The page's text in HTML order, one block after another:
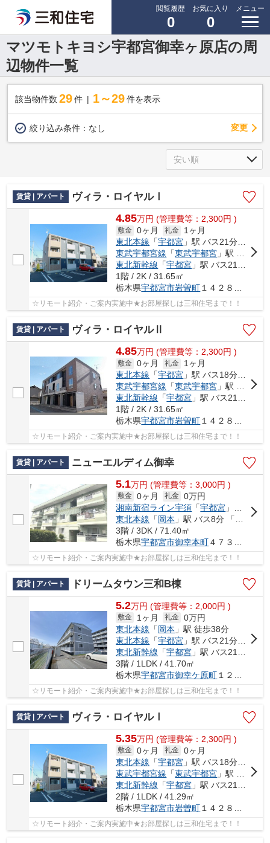
閲覧履歴
0
お気に入り
0
メニュー
マツモトキヨシ宇都宮御幸ヶ原店の周
辺物件一覧
該当物件数 29件 1～29 件を表示
絞り込み条件： なし 変更
賃貸 | アパート ヴィラ・ロイヤルⅠ
4.85万円 (管理費等：2,300円 )
敷金 0ヶ月 礼金
1ヶ月
東北本線 「宇都宮 」駅 バス21分 「堀切（栃木県）」 停歩5分
東武宇都宮線 「東武宇都宮 」駅 バス26分 「堀切（栃木県）」 停歩5分
東北新幹線 「宇都宮 」駅 バス21分 「堀切（栃木県）」 停歩5分
1階 / 2K / 31.65㎡
栃木県宇都宮市岩曽町１４２８－１６
☆リモート紹介・ご案内実施中★お部屋探しは三和住宅まで！！
賃貸 | アパート ヴィラ・ロイヤルⅡ
4.85万円 (管理費等：2,300円 )
敷金 0ヶ月 礼金
1ヶ月
東北本線 「宇都宮 」駅 バス18分 「堀切」 停歩3分
東武宇都宮線 「東武宇都宮 」駅 バス23分 「堀切」 停歩3分
東北新幹線 「宇都宮 」駅 バス21分 「堀切（栃木県）」 停歩5分
1階 / 2K / 31.65㎡
栃木県宇都宮市岩曽町 １４２８－１６
☆リモート紹介・ご案内実施中★お部屋探しは三和住宅まで！！
賃貸 | アパート ニューエルディム御幸
5.1万円 (管理費等：3,000円 )
敷金 0ヶ月 礼金 0万円
湘南新宿ライン宇須 「宇都宮 」駅 バス22分 「御幸交番前」 停歩3分車18分 6.0km
東北本線 「岡本 」駅 バス8分 「御幸交番前」 停歩4分
3階 / 3DK / 71.40㎡
栃木県宇都宮市御幸本町４７３１-４
☆リモート紹介・ご案内実施中★お部屋探しは三和住宅まで！！
賃貸 | アパート ドリームタウン三和B棟
5.2万円 (管理費等：2,000円 )
敷金 1ヶ月 礼金 0万円
東北本線 「岡本 」駅 徒歩38分
東北本線 「宇都宮 」駅 バス21分 「堀切（栃木県）」 停歩8分
東北新幹線 「宇都宮 」駅 バス21分 「堀切（栃木県）」 停歩8分
3階 / 1LDK / 41.70㎡
栃木県宇都宮市御幸ケ原町 １２８-１
☆リモート紹介・ご案内実施中★お部屋探しは三和住宅まで！！
賃貸 | アパート ヴィラ・ロイヤルⅠ
5.35万円 (管理費等：2,300円 )
敷金 0ヶ月 礼金 0ヶ月
東北本線 「宇都宮 」駅 バス18分 「堀切」 停歩3分
東武宇都宮線 「東武宇都宮 」駅 バス23分 「堀切」 停歩3分
東北新幹線 「宇都宮 」駅 バス21分 「堀切（栃木県）」 停歩5分
2階 / 1LDK / 41.29㎡
栃木県宇都宮市岩曽町 １４２８－１６
☆リモート紹介・ご案内実施中★お部屋探しは三和住宅まで！！